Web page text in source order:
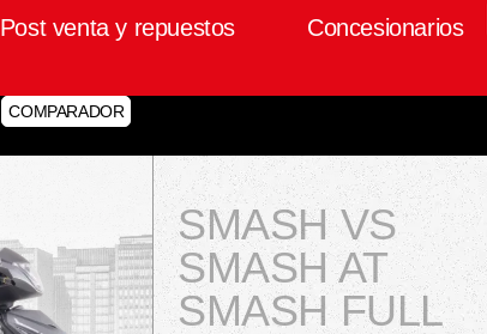
Post venta y repuestos Concesionarios
COMPARADOR
SMASH VS
SMASH AT
SMASH FULL